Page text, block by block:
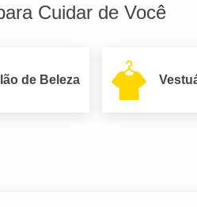
Cuidar de Você
de Beleza